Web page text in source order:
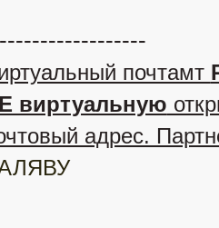
почтамт
виртуальную
адрес.